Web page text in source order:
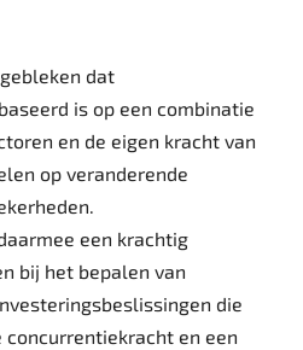
dat
is op een combinatie
en de eigen kracht van
op veranderende
een krachtig
bij het bepalen van
die
en een